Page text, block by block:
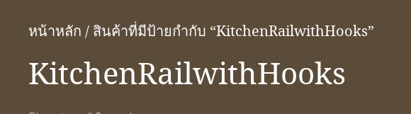
หน้าหลัก / สินค้าที่มีป้ายกำกับ “KitchenRailwithHooks”
KitchenRailwithHooks